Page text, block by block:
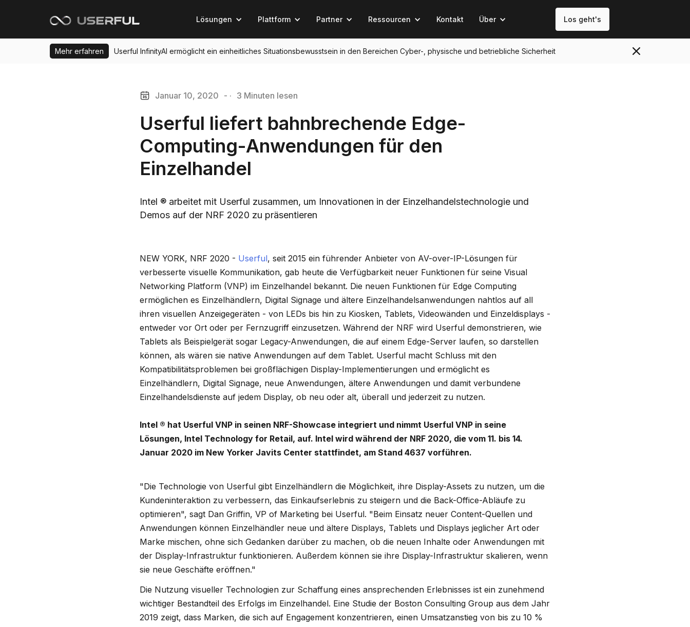
Lösungen Plattform Partner Ressourcen Kontakt Über Los geht's
Mehr erfahren Userful InfinityAI ermöglicht ein einheitliches Situationsbewusstsein in den Bereichen Cyber-, physische und betriebliche Sicherheit
Januar 10, 2020 - · 3 Minuten lesen
Userful liefert bahnbrechende Edge-
Computing-Anwendungen für den
Einzelhandel
Intel ® arbeitet mit Userful zusammen, um Innovationen in der Einzelhandelstechnologie und
Demos auf der NRF 2020 zu präsentieren
NEW YORK, NRF 2020 - Userful, seit 2015 ein führender Anbieter von AV-over-IP-Lösungen für
verbesserte visuelle Kommunikation, gab heute die Verfügbarkeit neuer Funktionen für seine Visual
Networking Platform (VNP) im Einzelhandel bekannt. Die neuen Funktionen für Edge Computing
ermöglichen es Einzelhändlern, Digital Signage und ältere Einzelhandelsanwendungen nahtlos auf all
ihren visuellen Anzeigegeräten - von LEDs bis hin zu Kiosken, Tablets, Videowänden und Einzeldisplays -
entweder vor Ort oder per Fernzugriff einzusetzen. Während der NRF wird Userful demonstrieren, wie
Tablets als Beispielgerät sogar Legacy-Anwendungen, die auf einem Edge-Server laufen, so darstellen
können, als wären sie native Anwendungen auf dem Tablet. Userful macht Schluss mit den
Kompatibilitätsproblemen bei großflächigen Display-Implementierungen und ermöglicht es
Einzelhändlern, Digital Signage, neue Anwendungen, ältere Anwendungen und damit verbundene
Einzelhandelsdienste auf jedem Display, ob neu oder alt, überall und jederzeit zu nutzen.
Intel ® hat Userful VNP in seinen NRF-Showcase integriert und nimmt Userful VNP in seine
Lösungen, Intel Technology for Retail, auf. Intel wird während der NRF 2020, die vom 11. bis 14.
Januar 2020 im New Yorker Javits Center stattfindet, am Stand 4637 vorführen.
"Die Technologie von Userful gibt Einzelhändlern die Möglichkeit, ihre Display-Assets zu nutzen, um die
Kundeninteraktion zu verbessern, das Einkaufserlebnis zu steigern und die Back-Office-Abläufe zu
optimieren", sagt Dan Griffin, VP of Marketing bei Userful. "Beim Einsatz neuer Content-Quellen und
Anwendungen können Einzelhändler neue und ältere Displays, Tablets und Displays jeglicher Art oder
Marke mischen, ohne sich Gedanken darüber zu machen, ob die neuen Inhalte oder Anwendungen mit
der Display-Infrastruktur funktionieren. Außerdem können sie ihre Display-Infrastruktur skalieren, wenn
sie neue Geschäfte eröffnen."
Die Nutzung visueller Technologien zur Schaffung eines ansprechenden Erlebnisses ist ein zunehmend
wichtiger Bestandteil des Erfolgs im Einzelhandel. Eine Studie der Boston Consulting Group aus dem Jahr
2019 zeigt, dass Marken, die sich auf Engagement konzentrieren, einen Umsatzanstieg von bis zu 10 %